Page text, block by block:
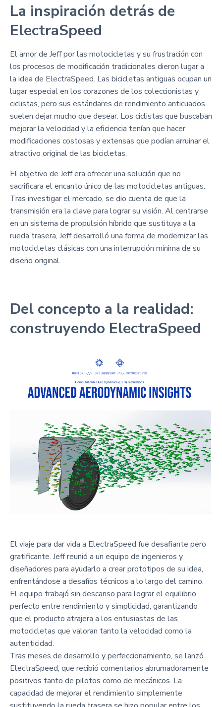
La inspiración detrás de
ElectraSpeed
El amor de Jeff por las motocicletas y su frustración con
los procesos de modificación tradicionales dieron lugar a
la idea de ElectraSpeed. Las bicicletas antiguas ocupan un
lugar especial en los corazones de los coleccionistas y
ciclistas, pero sus estándares de rendimiento anticuados
suelen dejar mucho que desear. Los ciclistas que buscaban
mejorar la velocidad y la eficiencia tenían que hacer
modificaciones costosas y extensas que podían arruinar el
atractivo original de las bicicletas.
El objetivo de Jeff era ofrecer una solución que no
sacrificara el encanto único de las motocicletas antiguas.
Tras investigar el mercado, se dio cuenta de que la
transmisión era la clave para lograr su visión. Al centrarse
en un sistema de propulsión híbrido que sustituya a la
rueda trasera, Jeff desarrolló una forma de modernizar las
motocicletas clásicas con una interrupción mínima de su
diseño original.
Del concepto a la realidad:
construyendo ElectraSpeed
El viaje para dar vida a ElectraSpeed fue desafiante pero
gratificante. Jeff reunió a un equipo de ingenieros y
diseñadores para ayudarlo a crear prototipos de su idea,
enfrentándose a desafíos técnicos a lo largo del camino.
El equipo trabajó sin descanso para lograr el equilibrio
perfecto entre rendimiento y simplicidad, garantizando
que el producto atrajera a los entusiastas de las
motocicletas que valoran tanto la velocidad como la
autenticidad.
Tras meses de desarrollo y perfeccionamiento, se lanzó
ElectraSpeed, que recibió comentarios abrumadoramente
positivos tanto de pilotos como de mecánicos. La
capacidad de mejorar el rendimiento simplemente